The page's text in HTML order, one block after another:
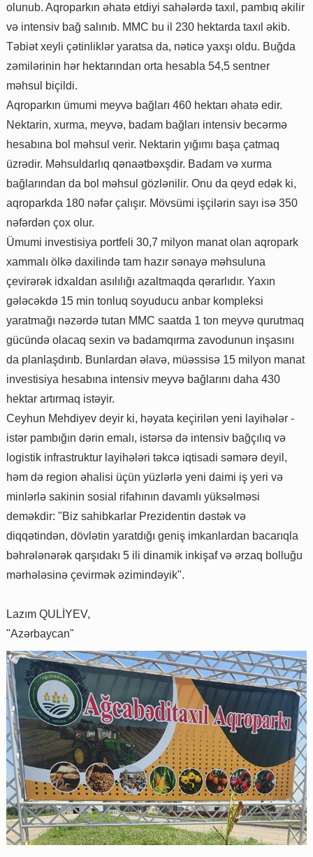
olunub. Aqroparkın əhatə etdiyi sahələrdə taxıl, pambıq əkilir
və intensiv bağ salınıb. MMC bu il 230 hektarda taxıl əkib.
Təbiət xeyli çətinliklər yaratsa da, nəticə yaxşı oldu. Buğda
zəmilərinin hər hektarından orta hesabla 54,5 sentner
məhsul biçildi.
Aqroparkın ümumi meyvə bağları 460 hektarı əhatə edir.
Nektarin, xurma, meyvə, badam bağları intensiv becərmə
hesabına bol məhsul verir. Nektarin yığımı başa çatmaq
üzrədir. Məhsuldarlıq qənaətbəxşdir. Badam və xurma
bağlarından da bol məhsul gözlənilir. Onu da qeyd edək ki,
aqroparkda 180 nəfər çalışır. Mövsümi işçilərin sayı isə 350
nəfərdən çox olur.
Ümumi investisiya portfeli 30,7 milyon manat olan aqropark
xammalı ölkə daxilində tam hazır sənayə məhsuluna
çevirərək idxaldan asılılığı azaltmaqda qərarlıdır. Yaxın
gələcəkdə 15 min tonluq soyuducu anbar kompleksi
yaratmağı nəzərdə tutan MMC saatda 1 ton meyvə qurutmaq
gücündə olacaq sexin və badamqırma zavodunun inşasını
da planlaşdırıb. Bunlardan əlavə, müəssisə 15 milyon manat
investisiya hesabına intensiv meyvə bağlarını daha 430
hektar artırmaq istəyir.
Ceyhun Mehdiyev deyir ki, həyata keçirilən yeni layihələr -
istər pambığın dərin emalı, istərsə də intensiv bağçılıq və
logistik infrastruktur layihələri təkcə iqtisadi səmərə deyil,
həm də region əhalisi üçün yüzlərlə yeni daimi iş yeri və
minlərlə sakinin sosial rifahının davamlı yüksəlməsi
deməkdir: "Biz sahibkarlar Prezidentin dəstək və
diqqətindən, dövlətin yaratdığı geniş imkanlardan bacarıqla
bəhrələnərək qarşıdakı 5 ili dinamik inkişaf və ərzaq bolluğu
mərhələsinə çevirmək əzimindəyik".
Lazım QULİYEV,
"Azərbaycan"